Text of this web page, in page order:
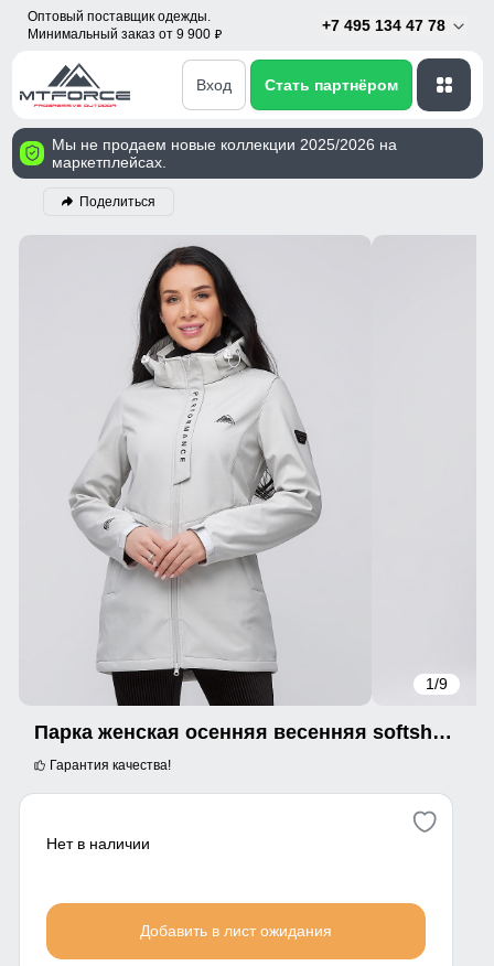
Оптовый поставщик одежды.
Минимальный заказ от 9 900 p
+7 495 134 47 78
Вход Стать партнёром
Мы не продаем новые коллекции 2025/2026 на
маркетплейсах.
Поделиться
1/9
Парка женская осенняя весенняя softshell светло-серого цвета 2021SS
Гарантия качества!
Нет в наличии
Добавить в лист ожидания